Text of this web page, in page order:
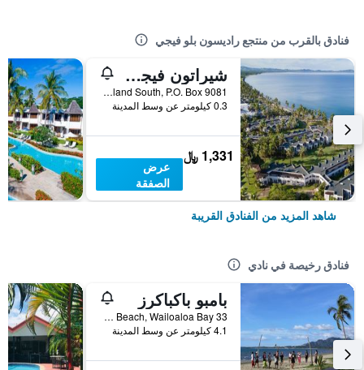
فنادق بالقرب من منتجع راديسون بلو فيجي
شيراتون فيجي جولف آند بيتش ريزورت
Denarau Island South, P.O. Box 9081, نادي, فيجي
0.3 كيلومتر عن وسط المدينة
1,331 ﷼
عرض
الصفقة
شاهد المزيد من الفنادق القريبة
فنادق رخيصة في نادي
بامبو باكباكرز
33 Newtown Beach, Wailoaloa Bay, نادي, فيجي
4.1 كيلومتر عن وسط المدينة